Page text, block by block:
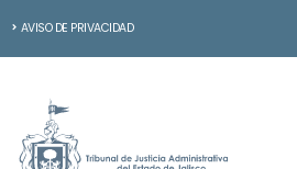
AVISO DE PRIVACIDAD